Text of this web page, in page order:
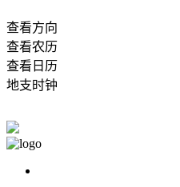
查看方向
查看农历
查看日历
地支时钟